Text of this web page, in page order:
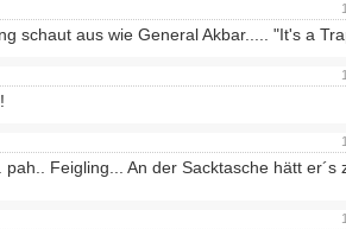
schaut aus wie General Akbar..... "It's a
pah.. Feigling... An der Sacktasche hätt er´s